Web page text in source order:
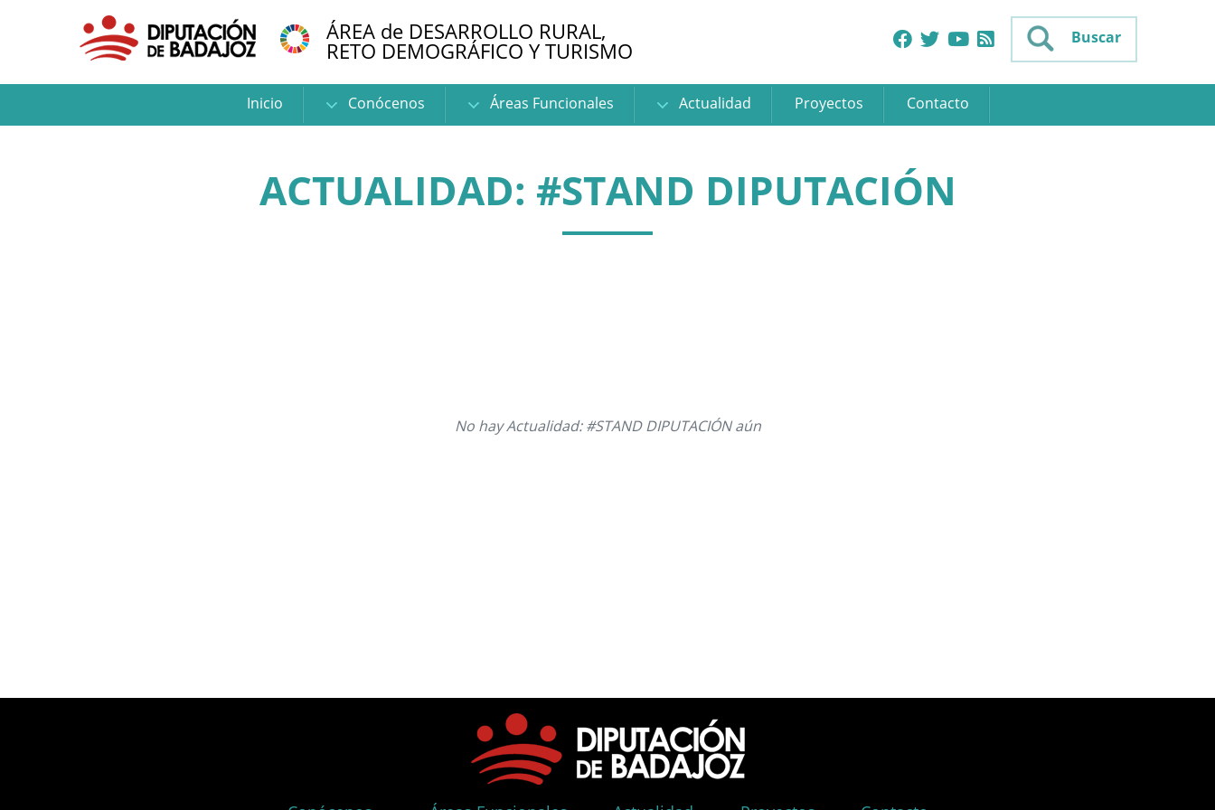
ÁREA de DESARROLLO RURAL,
RETO DEMOGRÁFICO Y TURISMO Buscar
Inicio Conócenos Áreas Funcionales Actualidad Proyectos Contacto
ACTUALIDAD: #STAND DIPUTACIÓN
No hay Actualidad: #STAND DIPUTACIÓN aún